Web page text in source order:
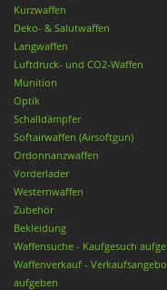
Kurzwaffen
Deko- & Salutwaffen
Langwaffen
Luftdruck- und CO2-Waffen
Munition
Optik
Schalldämpfer
Softairwaffen (Airsoftgun)
Ordonnanzwaffen
Vorderlader
Westernwaffen
Zubehör
Bekleidung
Waffensuche - Kaufgesuch
Waffenverkauf -
aufgeben